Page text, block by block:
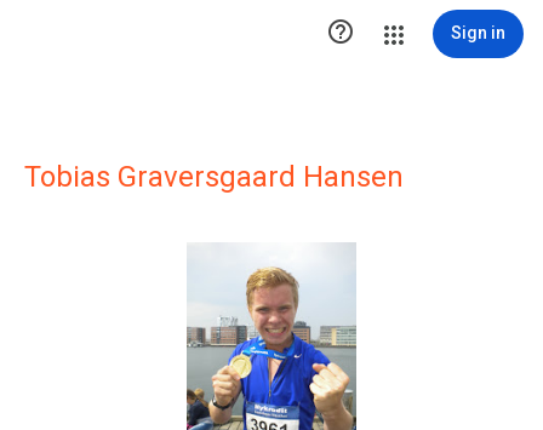
 Sign in
Tobias Graversgaard Hansen